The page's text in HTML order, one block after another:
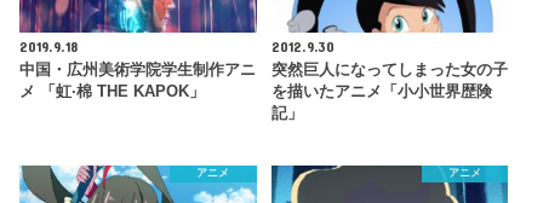
2019.9.18
中国・広州美術学院学生制作アニ
メ 「虹·棉 THE KAPOK」
2012.9.30
突然巨人になってしまった女の子
を描いたアニメ「小小世界歴険
記」
アニメ アニメ